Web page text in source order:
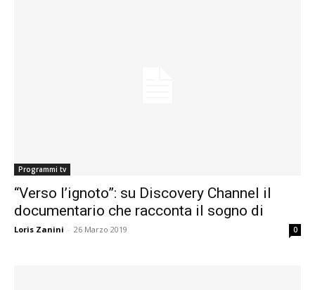
Programmi tv
“Verso l’ignoto”: su Discovery Channel il
documentario che racconta il sogno di
Loris Zanini - 26 Marzo 2019 0